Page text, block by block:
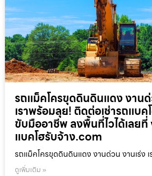
รถแม็คโครขุดดินดินแดง งานด่
เราพร้อมลุย! ติดต่อเช่ารถแบ
ขับมืออาชีพ ลงพื้นที่ไวได้เลย
แบคโฮรับจ้าง.com
รถแม็คโครขุดดินดินแดง งานด่วน งานเร่ง เ
ดูเพิ่มเติม »